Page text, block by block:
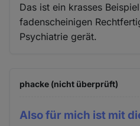
Das ist ein krasses
fadenscheinigen
Psychiatrie gerät.
phacke (nicht überprüft)
Also für mich ist mit